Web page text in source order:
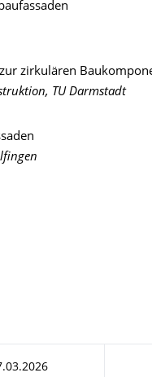
zirkulären
TU Darmstadt